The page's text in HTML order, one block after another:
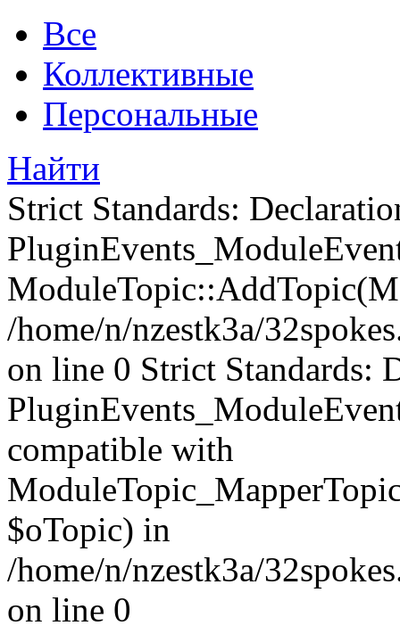
Все
Коллективные
Персональные
Найти
Strict Standards:
/home/n/nzestk3a/
on line 0 Strict Standards:
compatible with
$oTopic) in
/home/n/nzestk3a/
on line 0